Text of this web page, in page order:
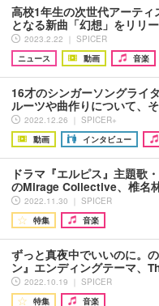
高校1年生の次世代アーテ
となる新曲「幻想」をリ
2023.2.22 ｜ SPICER
ニュース
動画 音楽
16才のシンガーソングライ
ルーツや曲作りについて、
2022.12.26 ｜ SPICER+
動画
インタビュー
ドラマ『エルピス』主題歌
のMirage Collective、椎名
2022.11.30 ｜ SPICER
特集
音楽
ずっと真夜中でいいのに。
ン』エンディングテーマ、
2022.10.19 ｜ SPICER
特集
音楽